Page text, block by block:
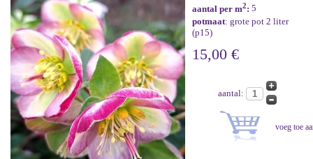
aantal per m2: 5
potmaat: grote pot 2 liter
(p15)
15,00 €
aantal: